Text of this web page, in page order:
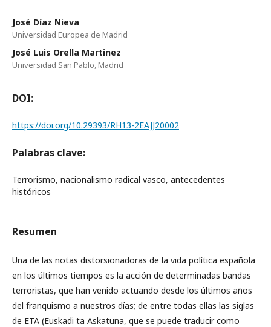
José Díaz Nieva
Universidad Europea de Madrid
José Luis Orella Martinez
Universidad San Pablo, Madrid
DOI:
https://doi.org/10.29393/RH13-2EAJJ20002
Palabras clave:
Terrorismo, nacionalismo radical vasco, antecedentes
históricos
Resumen
Una de las notas distorsionadoras de la vida política española
en los últimos tiempos es la acción de determinadas bandas
terroristas, que han venido actuando desde los últimos años
del franquismo a nuestros días; de entre todas ellas las siglas
de ETA (Euskadi ta Askatuna, que se puede traducir como